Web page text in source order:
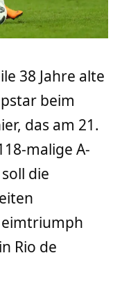
38 Jahre alte
beim
das am 21.
malige A-
die
Rio de